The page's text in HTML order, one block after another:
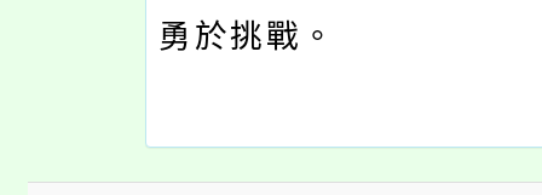
勇於挑戰。